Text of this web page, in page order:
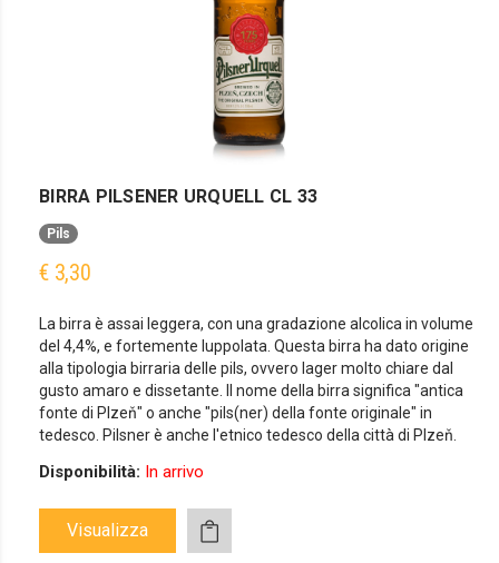
BIRRA PILSENER URQUELL CL 33
Pils
€ 3,30
La birra è assai leggera, con una gradazione alcolica in volume
del 4,4%, e fortemente luppolata. Questa birra ha dato origine
alla tipologia birraria delle pils, ovvero lager molto chiare dal
gusto amaro e dissetante. Il nome della birra significa "antica
fonte di Plzeň" o anche "pils(ner) della fonte originale" in
tedesco. Pilsner è anche l'etnico tedesco della città di Plzeň.
Disponibilità: In arrivo
Visualizza